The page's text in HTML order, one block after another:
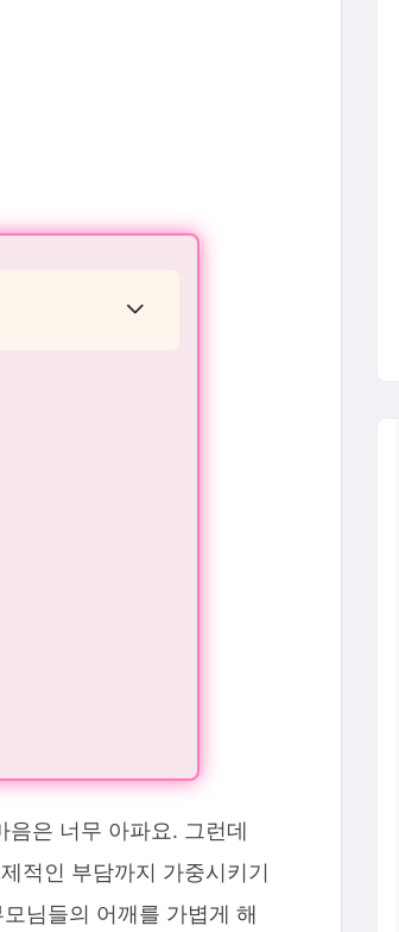
은 너무 아파요. 그런데
적인 부담까지 가중시키기
님들의 어깨를 가볍게 해